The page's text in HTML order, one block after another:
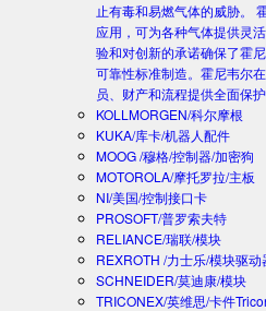
止有毒和易燃气体的威胁。
应用，可为各种气体提供灵
验和对创新的承诺确保了霍
可靠性标准制造。霍尼韦尔
员、财产和流程提供全面保护
KOLLMORGEN/科尔摩根
KUKA/库卡/机器人配件
MOOG /穆格/控制器/加密狗
MOTOROLA/摩托罗拉/主板
NI/美国/控制接口卡
PROSOFT/普罗索夫特
RELIANCE/瑞联/模块
REXROTH /力士乐/模块驱动
SCHNEIDER/莫迪康/模块
TRICONEX/英维思/卡件